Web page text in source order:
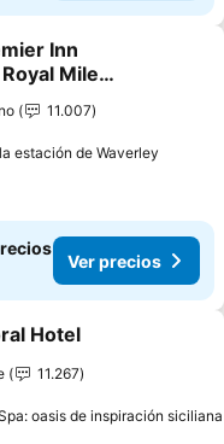
favoritos
Inn
Mile
11.007
estación de Waverley
Ver precios
favoritos
Hotel
11.267
oasis de inspiración siciliana